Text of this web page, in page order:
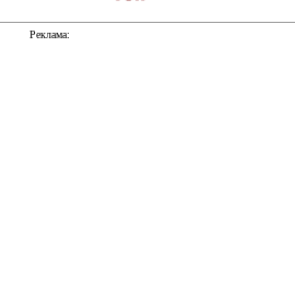
Реклама: